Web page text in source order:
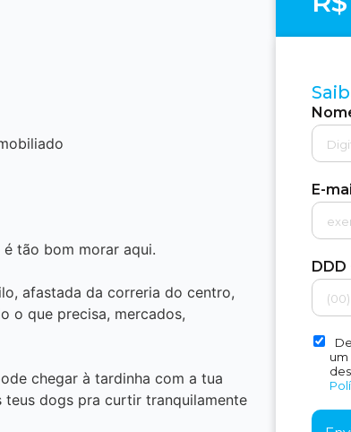
tão bom morar aqui.
afastada da correria do centro,
o que precisa, mercados,
chegar à tardinha com a tua
dogs pra curtir tranquilamente
E-